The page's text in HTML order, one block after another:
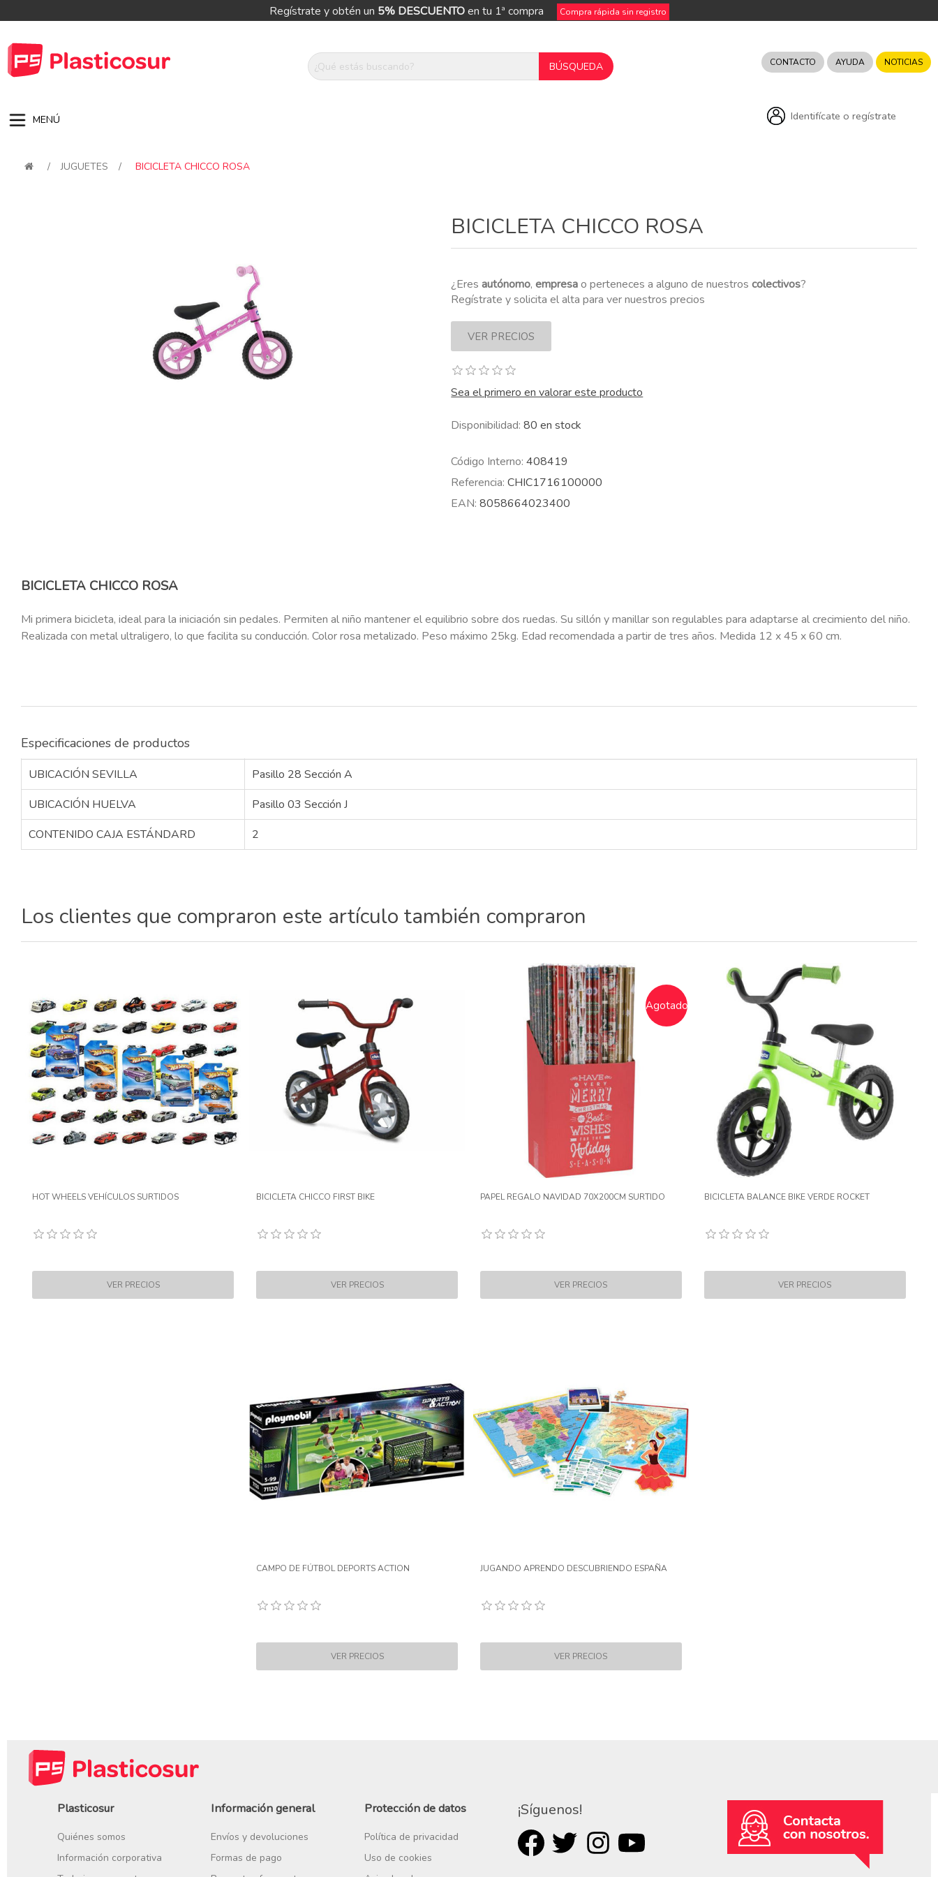
Regístrate y obtén un 5% DESCUENTOen tu 1ª compra Compra rápida sin registro
CONTACTO AYUDA NOTICIAS
Identifícate o regístrate
MENÚ
/ JUGUETES / BICICLETA CHICCO ROSA
BICICLETA CHICCO ROSA
¿Eresautónomo,empresao perteneces a alguno de nuestroscolectivos?
Regístrate y solicita el alta para ver nuestros precios
Sea el primero en valorar este producto
Disponibilidad: 80 en stock
Código Interno: 408419
Referencia: CHIC1716100000
EAN: 8058664023400
BICICLETA CHICCO ROSA
Mi primera bicicleta, ideal para la iniciación sin pedales. Permiten al niño mantener el equilibrio sobre dos ruedas. Su sillón y manillar son regulables para adaptarse al crecimiento del niño.
Realizada con metal ultraligero, lo que facilita su conducción. Color rosa metalizado. Peso máximo 25kg. Edad recomendada a partir de tres años. Medida 12 x 45 x 60 cm.
Especificaciones de productos
UBICACIÓN SEVILLA
Pasillo 28 Sección A
UBICACIÓN HUELVA
Pasillo 03 Sección J
CONTENIDO CAJA ESTÁNDARD
2
Los clientes que compraron este artículo también compraron
HOT WHEELS VEHÍCULOS SURTIDOS BICICLETA CHICCO FIRST BIKE
Agotado
PAPEL REGALO NAVIDAD 70X200CM SURTIDO BICICLETA BALANCE BIKE VERDE ROCKET
CAMPO DE FÚTBOL DEPORTS ACTION JUGANDO APRENDO DESCUBRIENDO ESPAÑA
Plasticosur
Quiénes somos
Información corporativa
Información general
Envíos y devoluciones
Formas de pago
Protección de datos
Política de privacidad
Uso de cookies
¡Síguenos!